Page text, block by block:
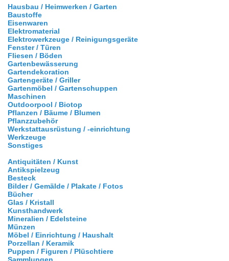
Hausbau / Heimwerken / Garten
Baustoffe
Eisenwaren
Elektromaterial
Elektrowerkzeuge / Reinigungsgeräte
Fenster / Türen
Fliesen / Böden
Gartenbewässerung
Gartendekoration
Gartengeräte / Griller
Gartenmöbel / Gartenschuppen
Maschinen
Outdoorpool / Biotop
Pflanzen / Bäume / Blumen
Pflanzzubehör
Werkstattausrüstung / -einrichtung
Werkzeuge
Sonstiges
Antiquitäten / Kunst
Antikspielzeug
Besteck
Bilder / Gemälde / Plakate / Fotos
Bücher
Glas / Kristall
Kunsthandwerk
Mineralien / Edelsteine
Münzen
Möbel / Einrichtung / Haushalt
Porzellan / Keramik
Puppen / Figuren / Plüschtiere
Sammlungen